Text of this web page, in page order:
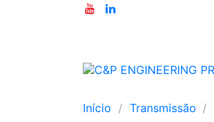
Início Transmissão